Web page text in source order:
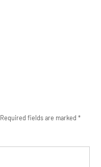
Required fields are marked*